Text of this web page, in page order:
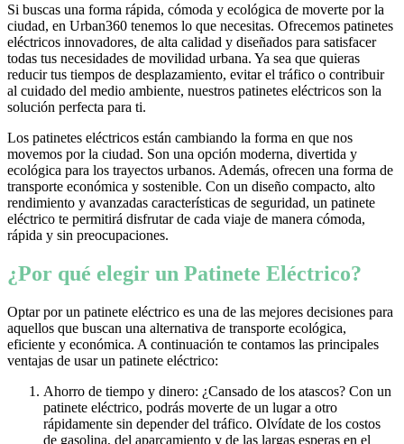
Si buscas una forma rápida, cómoda y ecológica de moverte por la
ciudad, en Urban360 tenemos lo que necesitas. Ofrecemos patinetes
eléctricos innovadores, de alta calidad y diseñados para satisfacer
todas tus necesidades de movilidad urbana. Ya sea que quieras
reducir tus tiempos de desplazamiento, evitar el tráfico o contribuir
al cuidado del medio ambiente, nuestros patinetes eléctricos son la
solución perfecta para ti.
Los patinetes eléctricos están cambiando la forma en que nos
movemos por la ciudad. Son una opción moderna, divertida y
ecológica para los trayectos urbanos. Además, ofrecen una forma de
transporte económica y sostenible. Con un diseño compacto, alto
rendimiento y avanzadas características de seguridad, un patinete
eléctrico te permitirá disfrutar de cada viaje de manera cómoda,
rápida y sin preocupaciones.
¿Por qué elegir un Patinete Eléctrico?
Optar por un patinete eléctrico es una de las mejores decisiones para
aquellos que buscan una alternativa de transporte ecológica,
eficiente y económica. A continuación te contamos las principales
ventajas de usar un patinete eléctrico:
Ahorro de tiempo y dinero: ¿Cansado de los atascos? Con un
patinete eléctrico, podrás moverte de un lugar a otro
rápidamente sin depender del tráfico. Olvídate de los costos
de gasolina, del aparcamiento y de las largas esperas en el